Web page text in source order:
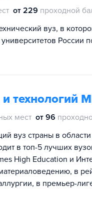
от 229 проходной
вуз, в
России
и технологий
мест от 96
вуз страны в
в топ-5 лучших
High Education и
в
в премьер-